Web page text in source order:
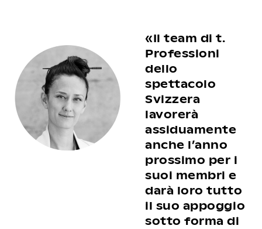
«Il team di t.
Professioni
dello
spettacolo
Svizzera
lavorerà
assiduamente
anche l’anno
prossimo per i
suoi membri e
darà loro tutto
il suo appoggio
sotto forma di